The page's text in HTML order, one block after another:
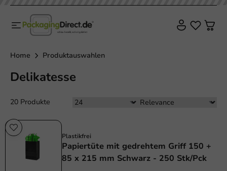
Home Produktauswahlen
Delikatesse
20 Produkte
Plastikfrei
Papiertüte mit gedrehtem Griff 150 +
85 x 215 mm Schwarz - 250 Stk/Pck